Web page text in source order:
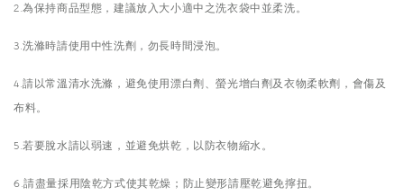
2.為保持商品型態，建議放入大小適中之洗衣袋中並柔洗。
3.洗滌時請使用中性洗劑，勿長時間浸泡。
4.請以常溫清水洗滌，避免使用漂白劑、螢光增白劑及衣物柔軟劑，會傷及
布料。
5.若要脫水請以弱速，並避免烘乾，以防衣物縮水。
6.請盡量採用陰乾方式使其乾燥；防止變形請壓乾避免擰扭。